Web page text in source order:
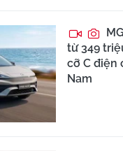
từ 349
cỡ C điện
Nam